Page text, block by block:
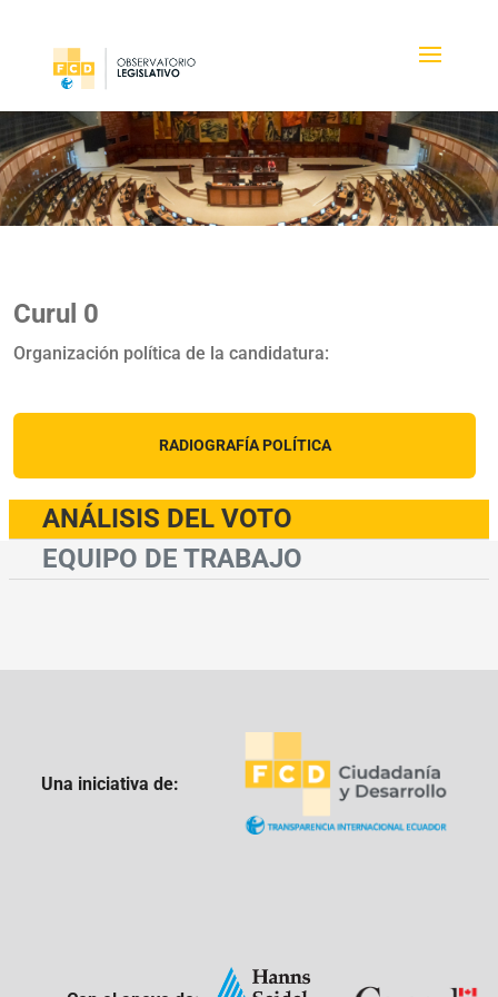
Curul 0
Organización política de la candidatura:
RADIOGRAFÍA POLÍTICA
ANÁLISIS DEL VOTO
EQUIPO DE TRABAJO
Una iniciativa de: